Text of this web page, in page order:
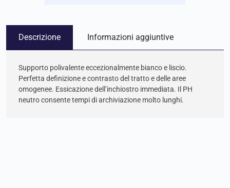
Descrizione Informazioni aggiuntive
Supporto polivalente eccezionalmente bianco e liscio.
Perfetta definizione e contrasto del tratto e delle aree
omogenee. Essicazione dell’inchiostro immediata. Il PH
neutro consente tempi di archiviazione molto lunghi.